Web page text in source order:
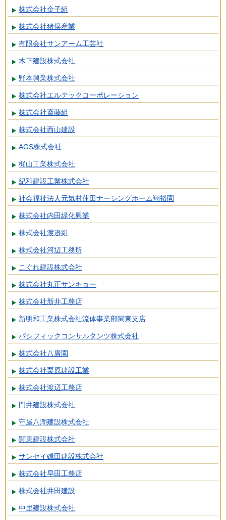
株式会社金子組
株式会社猪俣産業
有限会社サンアーム工芸社
木下建設株式会社
野本興業株式会社
株式会社エルテックコーポレーション
株式会社斎藤組
株式会社西山建設
AGS株式会社
梶山工業株式会社
紀和建設工業株式会社
社会福祉法人元気村蓮田ナーシングホーム翔裕園
株式会社内田緑化興業
株式会社渡邉組
株式会社河辺工務所
こぐれ建設株式会社
株式会社丸正サンキョー
株式会社新井工務店
新明和工業株式会社流体事業部関東支店
パシフィックコンサルタンツ株式会社
株式会社八廣園
株式会社栗原建設工業
株式会社渡辺工務店
門井建設株式会社
守屋八潮建設株式会社
関東建設株式会社
サンセイ磯田建設株式会社
株式会社早田工務店
株式会社井田建設
中里建設株式会社